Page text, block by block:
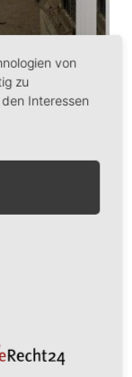
mit den
von
zu
Interessen